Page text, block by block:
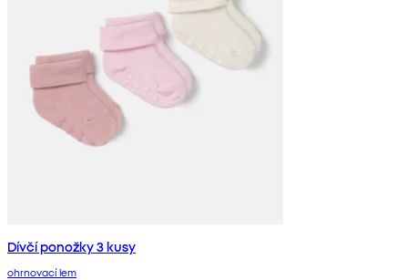
Dívčí ponožky 3 kusy
ohrnovací lem